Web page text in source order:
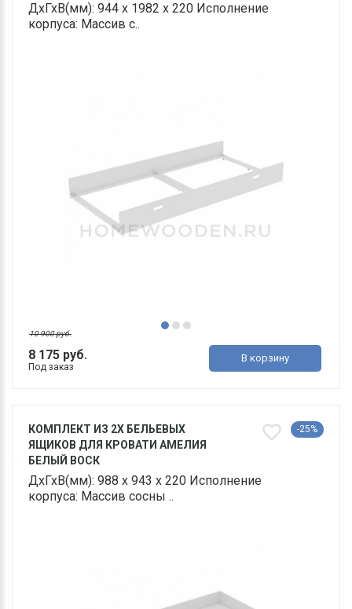
ДхГхВ(мм): 944 х 1982 х 220 Исполнение
корпуса: Массив с..
8 175 руб.
10 900 руб.
Под заказ
В корзину
КОМПЛЕКТ ИЗ 2Х БЕЛЬЕВЫХ
ЯЩИКОВ ДЛЯ КРОВАТИ АМЕЛИЯ
БЕЛЫЙ ВОСК
-25%
ДхГхВ(мм): 988 х 943 х 220 Исполнение
корпуса: Массив сосны ..